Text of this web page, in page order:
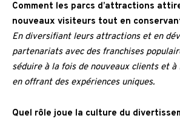
Comment les parcs d’attractions
nouveaux visiteurs tout en
En diversifiant leurs attractions et en
partenariats avec des franchises
séduire à la fois de nouveaux clients et
en offrant des expériences uniques.
Quel rôle joue la culture du